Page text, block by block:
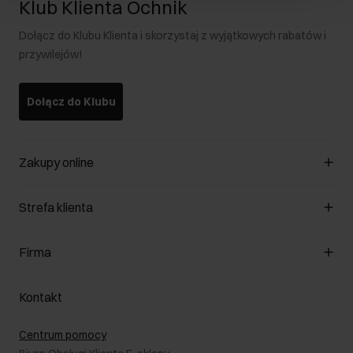
Klub Klienta Ochnik
Dołącz do Klubu Klienta i skorzystaj z wyjątkowych rabatów i
przywilejów!
Dołącz do Klubu
Zakupy online
Zarządzaj cookies
Formy płatności
Jak dokonać zwrotu?
Strefa klienta
Klub Klienta
Zwróć produkty
W podróży
Firma
O nas
Salony
B2B - Sprzedaż dla firm
Kontakt
Centrum pomocy